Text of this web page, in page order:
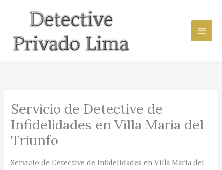
contenido
Servicio de Detective de
Infidelidades en Villa Maria del
Triunfo
Servicio de Detective de Infidelidades en Villa Maria del